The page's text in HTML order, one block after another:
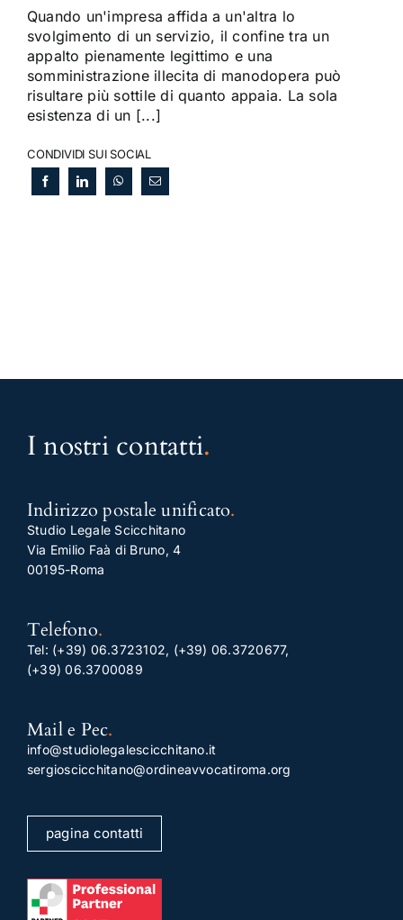
Quando un'impresa affida a un'altra lo
svolgimento di un servizio, il confine tra un
appalto pienamente legittimo e una
somministrazione illecita di manodopera può
risultare più sottile di quanto appaia. La sola
esistenza di un [...]
CONDIVIDI SUI SOCIAL
I nostri contatti.
Indirizzo postale unificato.
Studio Legale Scicchitano
Via Emilio Faà di Bruno, 4
00195-Roma
Telefono.
Tel: (+39) 06.3723102, (+39) 06.3720677,
(+39) 06.3700089
Mail e Pec.
info@studiolegalescicchitano.it
sergioscicchitano@ordineavvocatiroma.org
pagina contatti